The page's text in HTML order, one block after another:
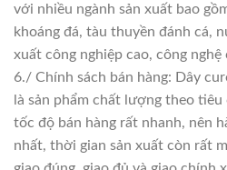
với nhiều ngành sản xuất bao
khoáng đá, tàu thuyền đánh cá,
xuất công nghiệp cao, công
6./ Chính sách bán hàng: Dây
là sản phẩm chất lượng theo
tốc độ bán hàng rất nhanh, nên
nhất, thời gian sản xuất còn rất